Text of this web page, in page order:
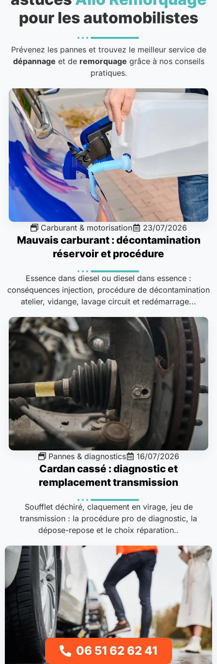
pour les automobilistes
Prévenez les pannes et trouvez le meilleur service de
dépannage et de remorquage grâce à nos conseils
pratiques.
Carburant & motorisation 23/07/2026
Mauvais carburant : décontamination
réservoir et procédure
Essence dans diesel ou diesel dans essence :
conséquences injection, procédure de décontamination
atelier, vidange, lavage circuit et redémarrage...
Pannes & diagnostics 16/07/2026
Cardan cassé : diagnostic et
remplacement transmission
Soufflet déchiré, claquement en virage, jeu de
transmission : la procédure pro de diagnostic, la
dépose-repose et le choix réparation..
06 51 62 62 41